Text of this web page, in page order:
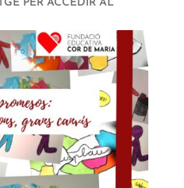
PER ACCEDIR AL